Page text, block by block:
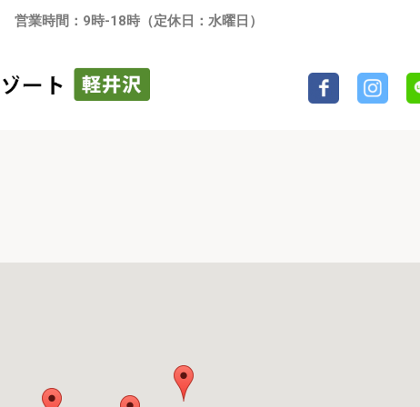
営業時間：9時-18時（定休日：水曜日）
Facebookインスタ